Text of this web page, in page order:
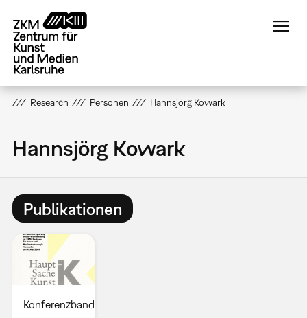
zum
Inhalt
Research Personen Hannsjörg Kowark
Hannsjörg Kowark
Publikationen
Konferenzband